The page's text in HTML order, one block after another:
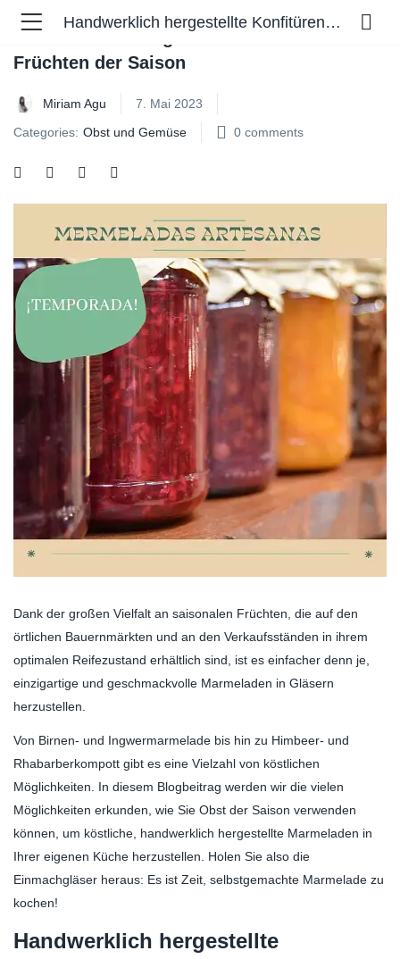
Handwerklich hergestellte Konfitüren mit Früchten der Saison
Handwerklich hergestellte Konfitüren mit
Früchten der Saison
Miriam Agu
7. Mai 2023
Categories: Obst und Gemüse 0 comments
Dank der großen Vielfalt an saisonalen Früchten, die auf den
örtlichen Bauernmärkten und an den Verkaufsständen in ihrem
optimalen Reifezustand erhältlich sind, ist es einfacher denn je,
einzigartige und geschmackvolle Marmeladen in Gläsern
herzustellen.
Von Birnen- und Ingwermarmelade bis hin zu Himbeer- und
Rhabarberkompott gibt es eine Vielzahl von köstlichen
Möglichkeiten. In diesem Blogbeitrag werden wir die vielen
Möglichkeiten erkunden, wie Sie Obst der Saison verwenden
können, um köstliche, handwerklich hergestellte Marmeladen in
Ihrer eigenen Küche herzustellen. Holen Sie also die
Einmachgläser heraus: Es ist Zeit, selbstgemachte Marmelade zu
kochen!
Handwerklich hergestellte